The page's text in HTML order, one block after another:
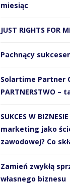
miesiąc
JUST RIGHTS FOR
Pachnący
Solartime Partner
PARTNERSTWO
SUKCES W
marketing jako
zawodowej? Co
Zamień zwykłą
własnego biznesu